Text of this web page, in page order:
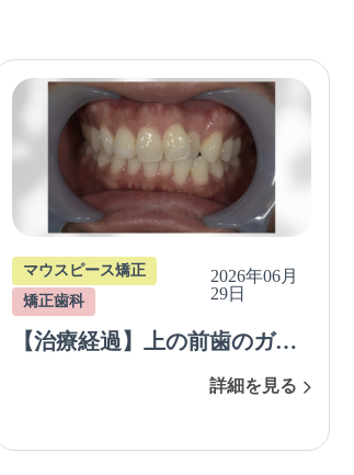
マウスピース矯正
矯正歯科
2026年06月
29日
【治療経過】上の前歯のガチ
ャ歯（ガタガタ歯並び）をマ
詳細を見る